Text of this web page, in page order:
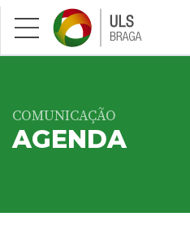
Saltar para conteúdo principal
COMUNICAÇÃO
AGENDA